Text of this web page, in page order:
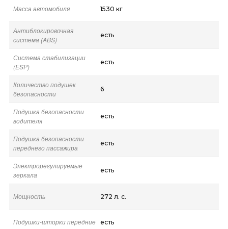
Масса автомобиля 1530 кг
Антиблокировочная
система (ABS)
есть
Система стабилизации
(ESP)
есть
Количество подушек
безопасности
6
Подушка безопасности
водителя
есть
Подушка безопасности
переднего пассажира
есть
Электрорегулируемые
зеркала
есть
Мощность 272 л. с.
Подушки-шторки передние есть